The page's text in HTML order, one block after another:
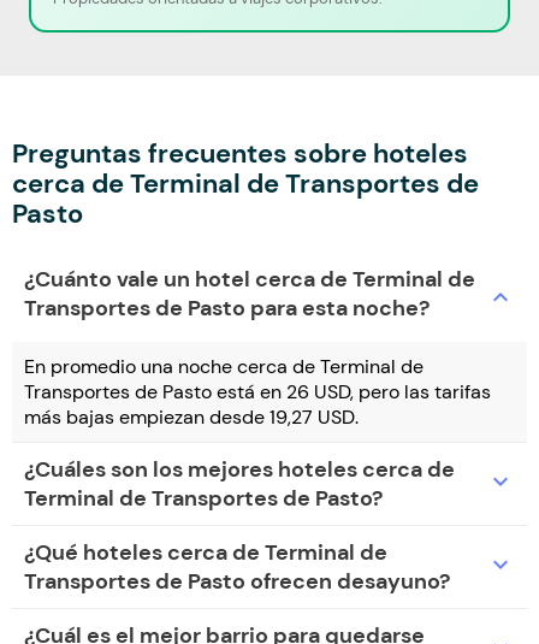
Preguntas frecuentes sobre hoteles
cerca de Terminal de Transportes de
Pasto
¿Cuánto vale un hotel cerca de Terminal de
Transportes de Pasto para esta noche?
expand_more
En promedio una noche cerca de Terminal de
Transportes de Pasto está en 26 USD, pero las tarifas
más bajas empiezan desde 19,27 USD.
¿Cuáles son los mejores hoteles cerca de
Terminal de Transportes de Pasto?
expand_more
¿Qué hoteles cerca de Terminal de
Transportes de Pasto ofrecen desayuno?
expand_more
¿Cuál es el mejor barrio para quedarse